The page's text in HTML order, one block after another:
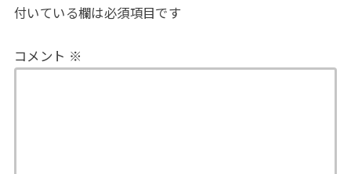
付いている欄は必須項目です
コメント ※